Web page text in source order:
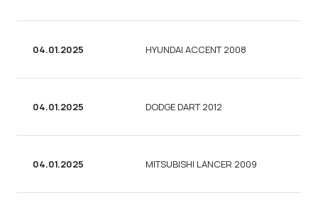
04.01.2025 HYUNDAI ACCENT 2008
04.01.2025 DODGE DART 2012
04.01.2025 MITSUBISHI LANCER 2009